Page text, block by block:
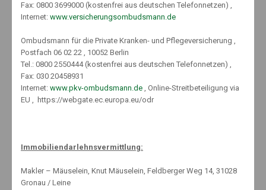
14. April 2013
Uns geht es doch echt gut
24. April 2023
Fax: 0800 3699000 (kostenfrei aus deutschen Telefonnetzen) ,
Internet: www.versicherungsombudsmann.de
Ombudsmann für die Private Kranken- und Pflegeversicherung ,
Postfach 06 02 22 , 10052 Berlin
Tel.: 0800 2550444 (kostenfrei aus deutschen Telefonnetzen) ,
Fax: 030 20458931
Internet: www.pkv-ombudsmann.de , Online-Streitbeteiligung via
EU , https://webgate.ec.europa.eu/odr
Immobiliendarlehnsvermittlung:
Makler – Mäuselein, Knut Mäuselein, Feldberger Weg 14, 31028
Gronau / Leine